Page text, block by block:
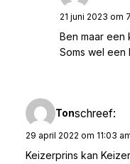
21 juni 2023 om
Ben maar een
Soms wel een
Tonschreef:
29 april 2022 om 11:03
Keizerprins kan